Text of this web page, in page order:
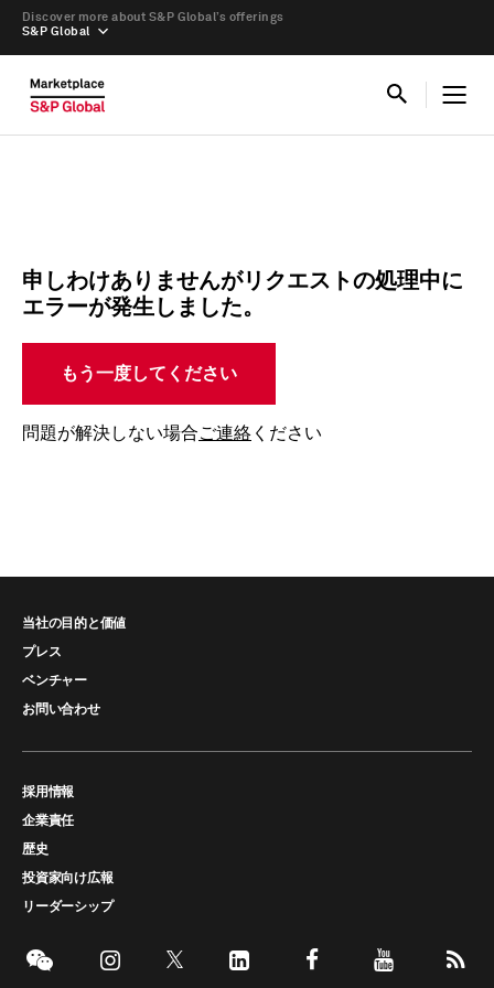
S&P Global
Discover more about S&P Global’s offerings
申しわけありませんがリクエストの処理中に
エラーが発生しました。
もう一度してください
問題が解決しない場合ご連絡 ください
当社の目的と価値
プレス
ベンチャー
お問い合わせ
採用情報
企業責任
歴史
投資家向け広報
リーダーシップ